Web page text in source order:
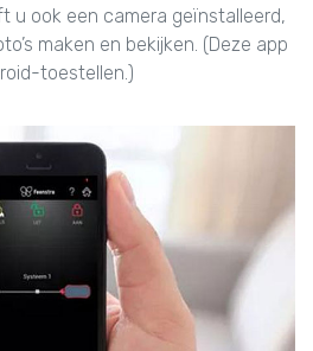
u ook een camera geïnstalleerd,
maken en bekijken. (Deze app
toestellen.)